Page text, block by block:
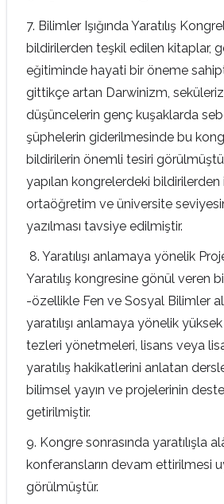
7. Bilimler Işığında Yaratılış
bildirilerden teşkil edilen kitaplar,
eğitiminde hayati bir öneme
gittikçe artan Darwinizm,
düşüncelerin genç kuşaklarda
şüphelerin giderilmesinde bu
bildirilerin önemli tesiri
yapılan kongrelerdeki
ortaöğretim ve üniversite
yazılması tavsiye edilmiştir.
8. Yaratılışı anlamaya yönelik
Yaratılış kongresine gönül veren
-özellikle Fen ve Sosyal Bilimler
yaratılışı anlamaya yönelik
tezleri yönetmeleri, lisans veya
yaratılış hakikatlerini anlatan
bilimsel yayın ve projelerinin
getirilmiştir.
9. Kongre sonrasında yaratılışla
konferansların devam ettirilmesi
görülmüştür.